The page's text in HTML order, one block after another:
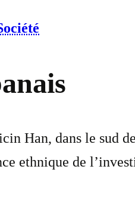
Han, dans le sud
ethnique de